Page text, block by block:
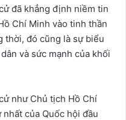
đã khẳng định niềm tin
Chí Minh vào tinh thần
thời, đó cũng là sự biểu
và sức mạnh của khối
như Chủ tịch Hồ Chí
của Quốc hội đầu